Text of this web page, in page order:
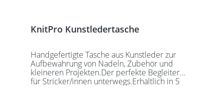
KnitPro Kunstledertasche
Handgefertigte Tasche aus Kunstleder zur
Aufbewahrung von Nadeln, Zubehör und
kleineren Projekten.Der perfekte Begleiter
für Stricker/innen unterwegs.Erhältlich in 5